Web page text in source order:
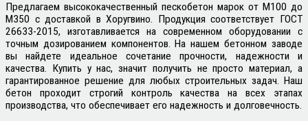
Предлагаем высококачественный пескобетон марок от М100 до
М350 с доставкой в Хоругвино. Продукция соответствует ГОСТ
26633-2015, изготавливается на современном оборудовании с
точным дозированием компонентов. На нашем бетонном заводе
вы найдете идеальное сочетание прочности, надежности и
качества. Купить у нас, значит получить не просто материал, а
гарантированное решение для любых строительных задач. Наш
бетон проходит строгий контроль качества на всех этапах
производства, что обеспечивает его надежность и долговечность.